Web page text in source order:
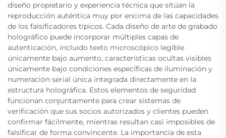
diseño propietario y experiencia técnica que sitúan la
reproducción auténtica muy por encima de las capacidades
de los falsificadores típicos. Cada diseño de arte de grabado
holográfico puede incorporar múltiples capas de
autenticación, incluido texto microscópico legible
únicamente bajo aumento, características ocultas visibles
únicamente bajo condiciones específicas de iluminación y
numeración serial única integrada directamente en la
estructura holográfica. Estos elementos de seguridad
funcionan conjuntamente para crear sistemas de
verificación que sus socios autorizados y clientes pueden
confirmar fácilmente, mientras resultan casi imposibles de
falsificar de forma convincente. La importancia de esta